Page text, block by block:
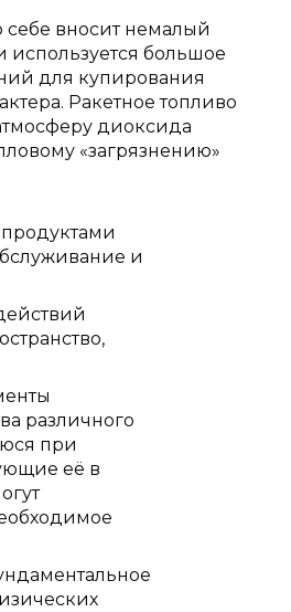
себе вносит немалый
большое
для купирования
Ракетное топливо
диоксида
«загрязнению»
и
различного
при
её в